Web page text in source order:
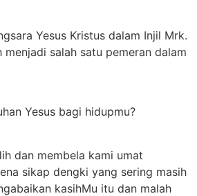
Yesus Kristus dalam Injil Mrk.
menjadi salah satu pemeran dalam
Yesus bagi hidupmu?
dan membela kami umat
sikap dengki yang sering masih
kasihMu itu dan malah